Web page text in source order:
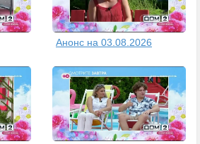
Анонс на 03.08.2026